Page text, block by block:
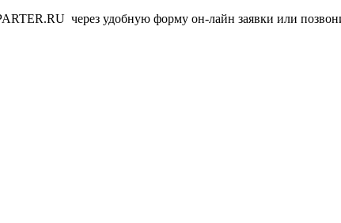
через удобную форму он-лайн заявки или